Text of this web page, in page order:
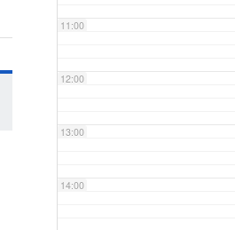
11:00
12:00
13:00
14:00